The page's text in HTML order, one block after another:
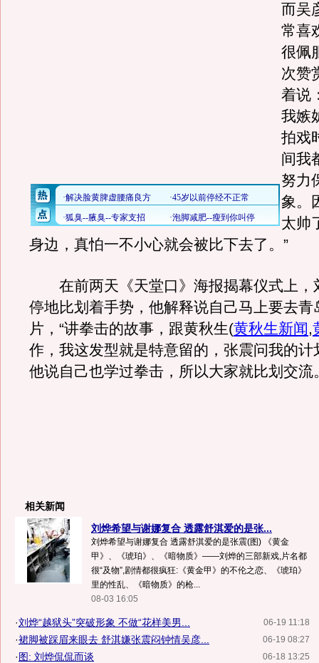
而吴
常喜
很佩
次赞
着说
我嫉
拍戏
间我
努力
象。
太帅
身边，真怕一不小心就会被比下去了。”
在前两天《天堂口》海报揭幕仪式上，
停地比划着手势，他解释说自己马上要去青
片，“讲拳击的故事，跟黄秋生(黄秋生新闻,
作，我这发型就是特意留的，张震问我的计
他说自己也学过拳击，所以大家就比划交流
相关新闻
刘烨希望与谢娜复合 透露舒淇爱的是张...
刘烨希望与谢娜复合 透露舒淇爱的是张震(图) 《黄金
甲》、《琥珀》、《暗物质》——刘烨的三部新戏,片名都
很“及物”,剧情都很疯狂:《黄金甲》的不伦之恋、《琥珀》
里的性乱、《暗物质》的枪...
08-03 16:05
06-19 11:18
·刘烨“越狱头”突破形象 不做“花样美男...
06-19 08:27
·裙脚被踩眉来眼去 舒淇嫌张震闷钟情吴彦...
06-18 13:25
·图: 刘烨侃侃而谈